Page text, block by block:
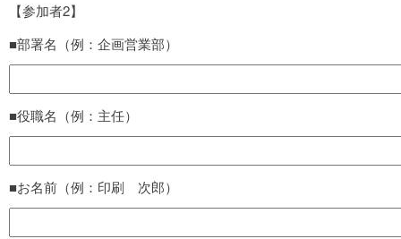
【参加者2】
■部署名（例：企画営業部）
■役職名（例：主任）
■お名前（例：印刷 次郎）